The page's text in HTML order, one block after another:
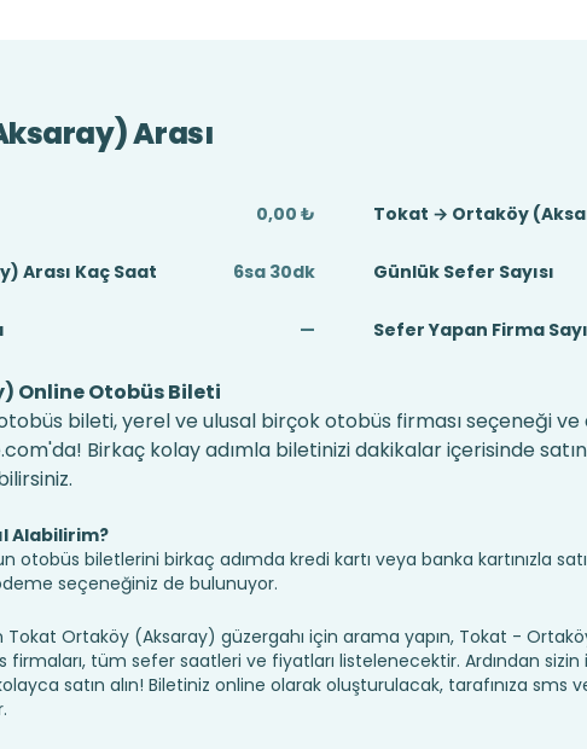
Arası
0,00 ₺ Tokat → Ortaköy
Arası Kaç Saat 6sa 30dk Günlük Sefer Sayısı
— Sefer Yapan Firma
Online Otobüs Bileti
bileti, yerel ve ulusal birçok otobüs firması seçeneği ve
Birkaç kolay adımla biletinizi dakikalar içerisinde
Alabilirim?
otobüs biletlerini birkaç adımda kredi kartı veya banka kartınızla
seçeneğiniz de bulunuyor.
Ortaköy (Aksaray) güzergahı için arama yapın, Tokat -
firmaları, tüm sefer saatleri ve fiyatları listelenecektir. Ardından
satın alın! Biletiniz online olarak oluşturulacak, tarafınıza sms